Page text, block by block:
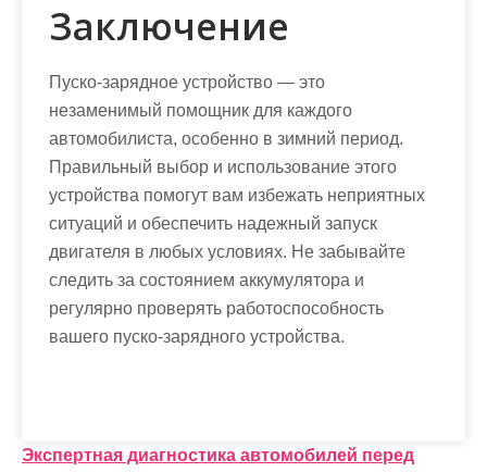
Заключение
Пуско-зарядное устройство — это
незаменимый помощник для каждого
автомобилиста, особенно в зимний период.
Правильный выбор и использование этого
устройства помогут вам избежать неприятных
ситуаций и обеспечить надежный запуск
двигателя в любых условиях. Не забывайте
следить за состоянием аккумулятора и
регулярно проверять работоспособность
вашего пуско-зарядного устройства.
Н
Экспертная диагностика автомобилей перед